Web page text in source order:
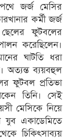
জর্জ মেসির
কর্মী জর্জ
ছেলের ফুটবলের
করেছিলেন।
ঘাটতি ধরা
অত্যন্ত ব্যয়বহুল
ফুটবল প্রতিভা
তিনি। সেই
মেসিকে নিয়ে
যুব একাডেমিতে
চিকিৎসাব্যয়